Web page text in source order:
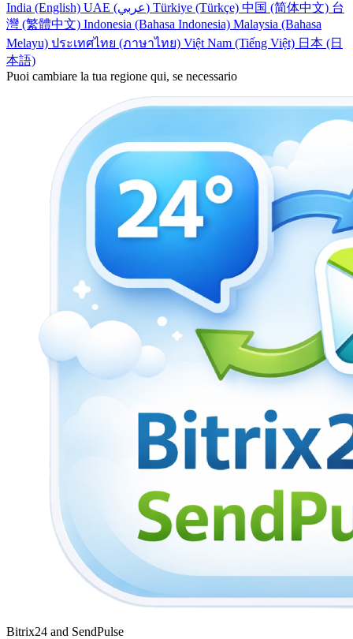
India (English)
UAE (عربي) Türkiye (Türkçe) 中国 (简体中文) 台
灣 (繁體中文) Indonesia (Bahasa Indonesia) Malaysia (Bahasa
Melayu) ประเทศไทย (ภาษาไทย) Việt Nam (Tiếng Việt) 日本 (日
本語)
Puoi cambiare la tua regione qui, se necessario
Bitrix24 and SendPulse